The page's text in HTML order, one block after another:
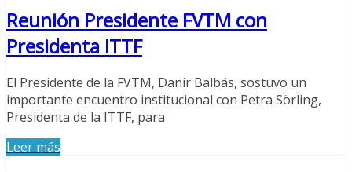
Reunión Presidente FVTM con
Presidenta ITTF
El Presidente de la FVTM, Danir Balbás, sostuvo un
importante encuentro institucional con Petra Sörling,
Presidenta de la ITTF, para
Leer más